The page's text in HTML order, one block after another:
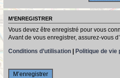
M’ENREGISTRER
Vous devez être enregistré pour vous
Avant de vous enregistrer, assurez-vous
Conditions d’utilisation
Politique de vie
M’enregistrer